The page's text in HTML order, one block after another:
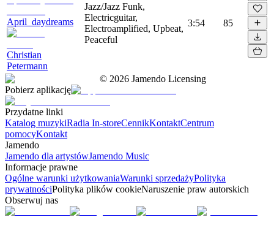
April_daydreams
Christian
Petermann
Jazz/Jazz Funk,
Electricguitar,
Electroamplified, Upbeat,
Peaceful
3:54 85
© 2026 Jamendo Licensing
Pobierz aplikację
Przydatne linki
Katalog muzykiRadia In-storeCennikKontaktCentrum
pomocyKontakt
Jamendo
Jamendo dla artystówJamendo Music
Informacje prawne
Ogólne warunki użytkowaniaWarunki sprzedażyPolityka
prywatnościPolityka plików cookieNaruszenie praw autorskich
Obserwuj nas